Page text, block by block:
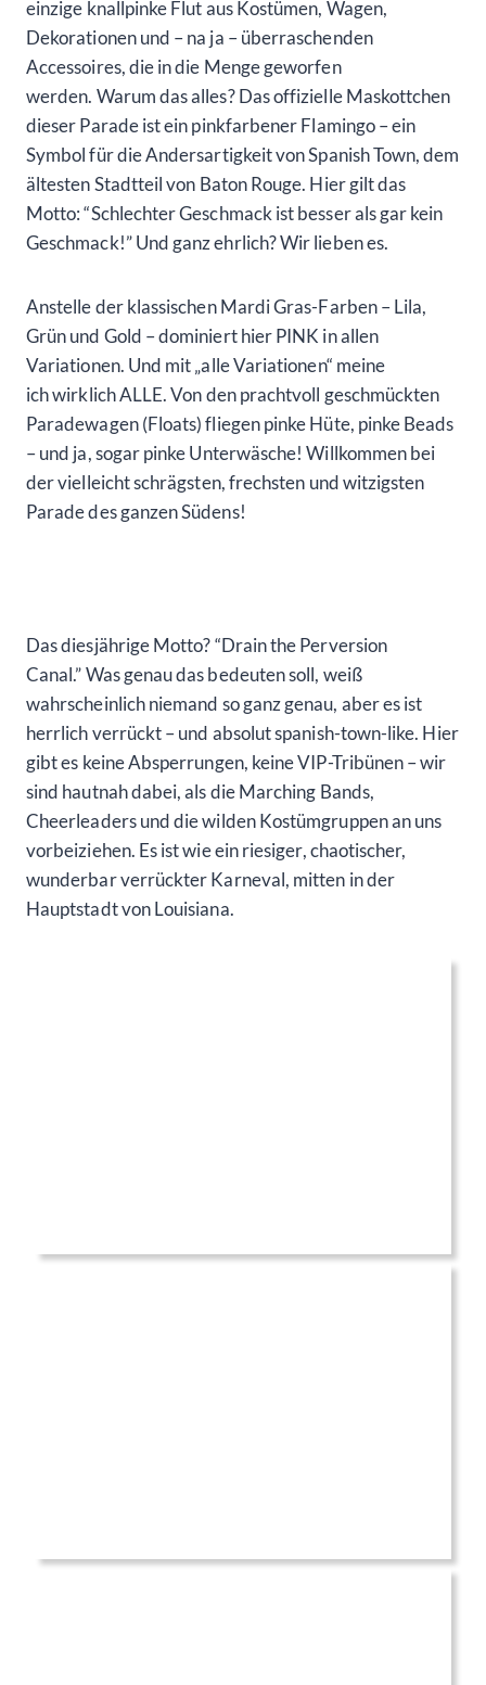
einzige knallpinke Flut aus Kostümen, Wagen,
Dekorationen und – na ja – überraschenden
Accessoires, die in die Menge geworfen
werden. Warum das alles? Das offizielle Maskottchen
dieser Parade ist ein pinkfarbener Flamingo – ein
Symbol für die Andersartigkeit von Spanish Town, dem
ältesten Stadtteil von Baton Rouge. Hier gilt das
Motto: “Schlechter Geschmack ist besser als gar kein
Geschmack!” Und ganz ehrlich? Wir lieben es.
Anstelle der klassischen Mardi Gras-Farben – Lila,
Grün und Gold – dominiert hier PINK in allen
Variationen. Und mit „alle Variationen“ meine
ich wirklich ALLE. Von den prachtvoll geschmückten
Paradewagen (Floats) fliegen pinke Hüte, pinke Beads
– und ja, sogar pinke Unterwäsche! Willkommen bei
der vielleicht schrägsten, frechsten und witzigsten
Parade des ganzen Südens!
Das diesjährige Motto? “Drain the Perversion
Canal.” Was genau das bedeuten soll, weiß
wahrscheinlich niemand so ganz genau, aber es ist
herrlich verrückt – und absolut spanish-town-like. Hier
gibt es keine Absperrungen, keine VIP-Tribünen – wir
sind hautnah dabei, als die Marching Bands,
Cheerleaders und die wilden Kostümgruppen an uns
vorbeiziehen. Es ist wie ein riesiger, chaotischer,
wunderbar verrückter Karneval, mitten in der
Hauptstadt von Louisiana.